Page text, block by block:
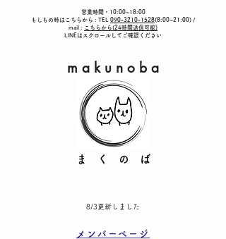
営業時間・ 10:00~18:00
もしもの時はこちらから : TEL 090-3210-1528(8:00~21:00) /
mail :
こちらから(24時間送信可能)
LINEはスクロールしてご確認ください
m a k u n o b a
​ ま く の ば
8/3更新しました
メンバーページ